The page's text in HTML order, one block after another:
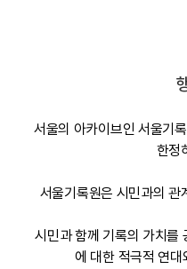
서울의 아카이브인 서울기
한정
서울기록원은 시민과의 관
시민과 함께 기록의 가치를
에 대한 적극적 연